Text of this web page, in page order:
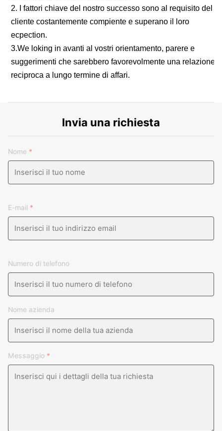
2. I fattori chiave del nostro successo sono al requisito del
cliente costantemente compiente e superano il loro
ecpection.
3.We loking in avanti al vostri orientamento, parere e
suggerimenti che sarebbero favorevolmente una relazione
reciproca a lungo termine di affari.
Invia una richiesta
Nome *
E-mail *
Numero di telefono
Nome azienda
Messaggio *